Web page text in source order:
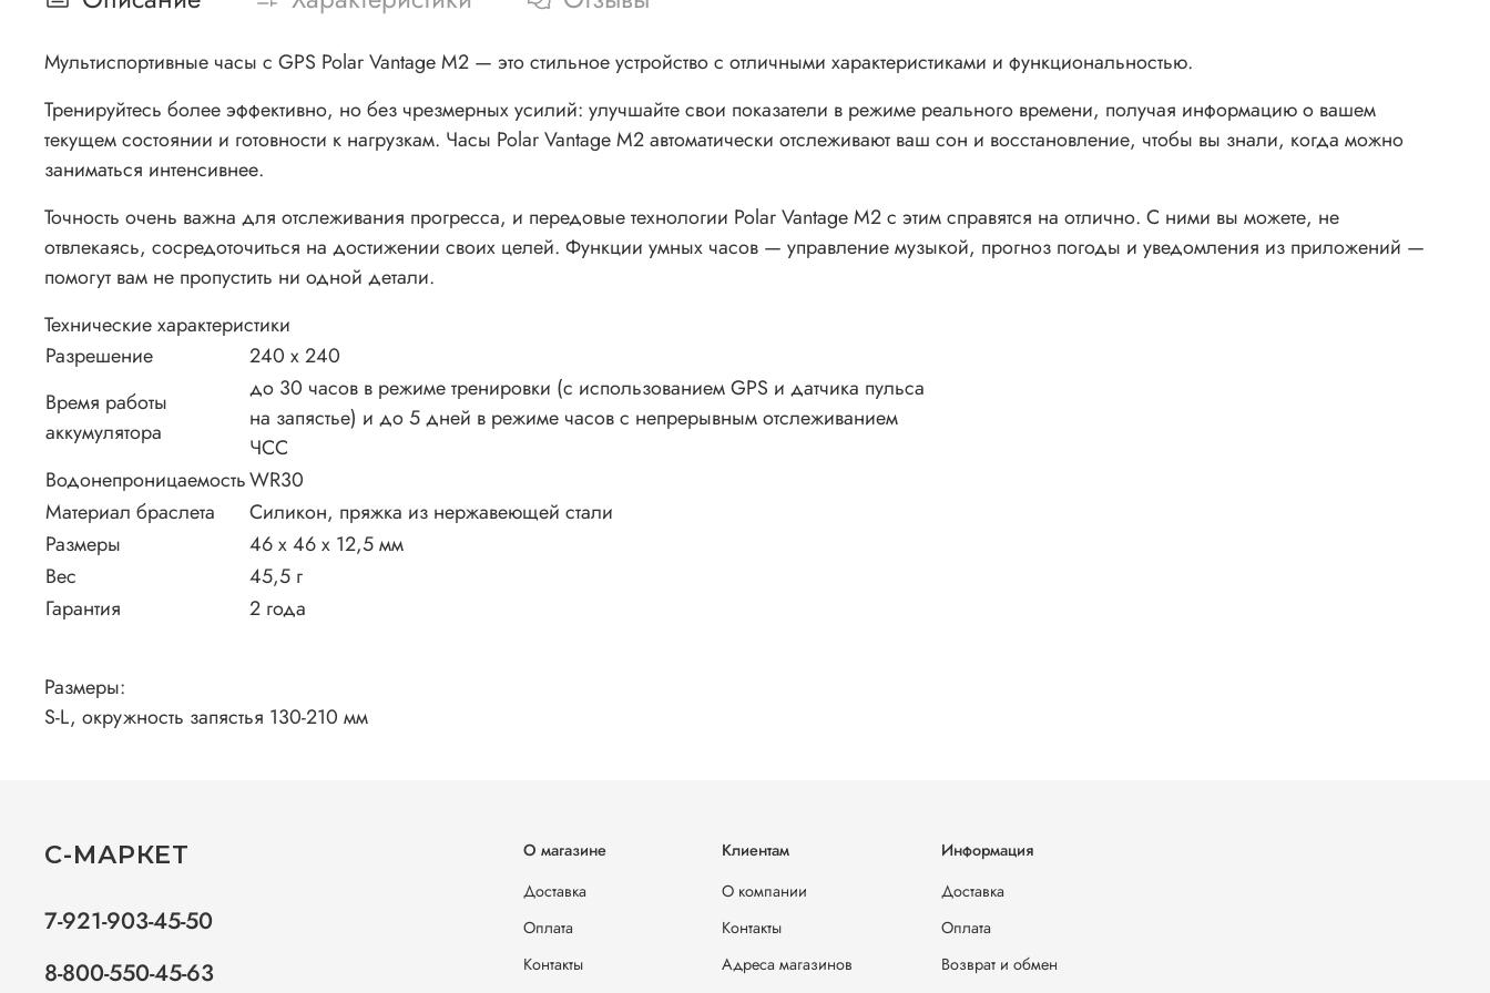
Мультиспортивные часы с GPS Polar Vantage M2 — это стильное устройство с отличными характеристиками и функциональностью.
Тренируйтесь более эффективно, но без чрезмерных усилий: улучшайте свои показатели в режиме реального времени, получая информацию о вашем
текущем состоянии и готовности к нагрузкам. Часы Polar Vantage M2 автоматически отслеживают ваш сон и восстановление, чтобы вы знали, когда можно
заниматься интенсивнее.
Точность очень важна для отслеживания прогресса, и передовые технологии Polar Vantage M2 с этим справятся на отлично. С ними вы можете, не
отвлекаясь, сосредоточиться на достижении своих целей. Функции умных часов — управление музыкой, прогноз погоды и уведомления из приложений —
помогут вам не пропустить ни одной детали.
Технические характеристики
Разрешение
240 x 240
Время работы
аккумулятора
до 30 часов в режиме тренировки (с использованием GPS и датчика пульса
на запястье) и до 5 дней в режиме часов с непрерывным отслеживанием
ЧСС
ВодонепроницаемостьWR30
Материал браслета
Силикон, пряжка из нержавеющей стали
Размеры
46 x 46 х 12,5 мм
Вес
45,5 г
Гарантия
2 года
Размеры:
S-L, окружность запястья 130-210 мм
О магазине
Доставка
Оплата
Контакты
Клиентам
О компании
Контакты
Адреса магазинов
Информация
Доставка
Оплата
Возврат и обмен
С-МАРКЕТ
7-921-903-45-50
8-800-550-45-63